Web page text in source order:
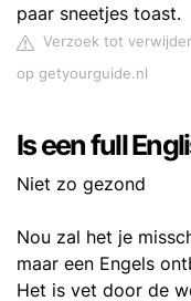
paar sneetjes toast.
Verzoek tot
op getyourguide.nl
Is een full
Niet zo gezond
Nou zal het je
maar een Engels
Het is vet door de